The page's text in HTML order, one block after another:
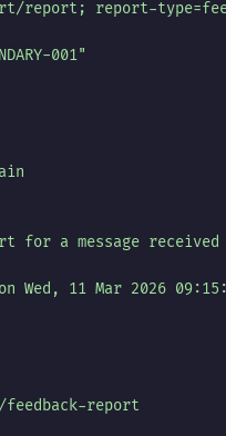
report; report-
001"
for a message received
Wed, 11 Mar 2026
feedback-report